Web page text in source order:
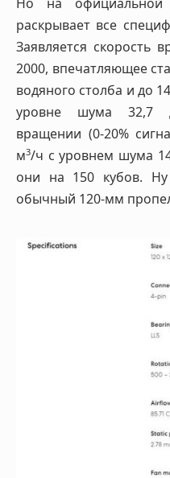
раскрывает все
Заявляется скорость
2000, впечатляющее
водяного столба и до
уровне шума 32,7
вращении (0-20%
м3/ч с уровнем шума
они на 150 кубов.
обычный 120-мм